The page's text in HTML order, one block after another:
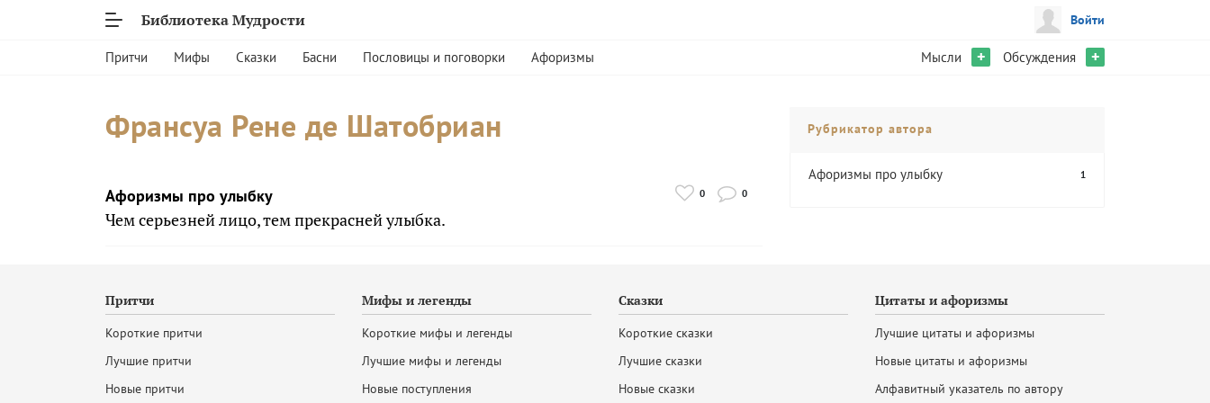
Библиотека Мудрости Войти
Притчи Мифы Сказки Басни Пословицы и поговорки Афоризмы Мысли + Обсуждения +
Франсуа Рене де Шатобриан
Афоризмы про улыбку
Чем серьезней лицо, тем прекрасней улыбка.
0 0
Рубрикатор автора
Афоризмы про улыбку 1
Притчи
Короткие притчи
Лучшие притчи
Новые притчи
Мифы и легенды
Короткие мифы и легенды
Лучшие мифы и легенды
Новые поступления
Сказки
Короткие сказки
Лучшие сказки
Новые сказки
Цитаты и афоризмы
Лучшие цитаты и афоризмы
Новые цитаты и афоризмы
Алфавитный указатель по автору